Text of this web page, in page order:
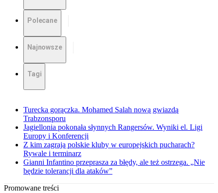
Polecane
Najnowsze
Tagi
Turecka gorączka. Mohamed Salah nową gwiazdą
Trabzonsporu
Jagiellonia pokonała słynnych Rangersów. Wyniki el. Ligi
Europy i Konferencji
Z kim zagrają polskie kluby w europejskich pucharach?
Rywale i terminarz
Gianni Infantino przeprasza za błędy, ale też ostrzega. „Nie
będzie tolerancji dla ataków”
Promowane treści